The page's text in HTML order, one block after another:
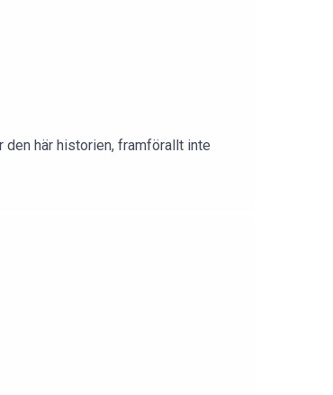
den här historien, framförallt inte